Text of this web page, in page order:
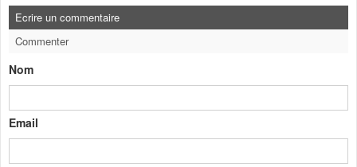
Ecrire un commentaire
Commenter
Nom
Email